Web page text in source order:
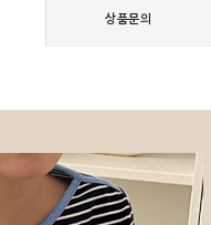
상품문의